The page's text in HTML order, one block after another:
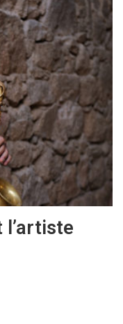
l’artiste